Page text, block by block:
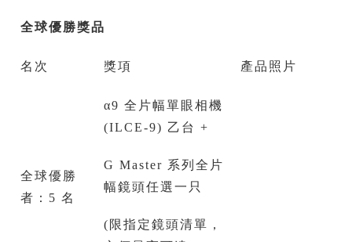
全球優勝獎品
名次 獎項 產品照片
全球優勝
者：5 名
α9 全片幅單眼相機
(ILCE-9) 乙台 +
G Master 系列全片
幅鏡頭任選一只
(限指定鏡頭清單，